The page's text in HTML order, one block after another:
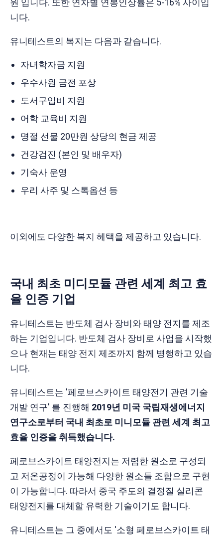
원 입니다. 또한 연차별 연봉인상률은 5-16% 사이입
니다.
유니테스트의 복지는 다음과 같습니다.
자녀학자금 지원
우수사원 금전 포상
도서구입비 지원
어학 교육비 지원
명절 선물 20만원 상당의 현금 제공
건강검진 (본인 및 배우자)
기숙사 운영
우리 사주 및 스톡옵션 등
이외에도 다양한 복지 헤택을 제공하고 있습니다.
국내 최초 미디모듈 관련 세계 최고 효
율 인증 기업
유니테스트는 반도체 검사 장비와 태양 전지를 제조
하는 기업입니다. 반도체 검사 장비로 사업을 시작했
으나 현재는 태양 전지 제조까지 함께 병행하고 있습
니다.
유니테스트는 '페로브스카이트 태양전기 관련 기술
개발 연구' 를 진행해 2019년 미국 국립재생에너지
연구소로부터 국내 최초로 미니모듈 관련 세계 최고
효율 인증을 취득했습니다.
페로브스카이트 태양전지는 저렴한 원소로 구성되
고 저온공정이 가능해 다양한 원소들 조합으로 구현
이 가능합니다. 따라서 중국 주도의 결정질 실리콘
태양전지를 대체할 유력한 기술이기도 합니다.
유니테스트는 그 중에서도 '소형 페로브스카이트 태